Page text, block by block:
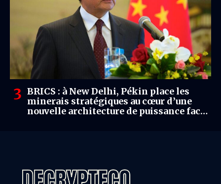
BRICS : à New Delhi, Pékin place les
minerais stratégiques au cœur d’une
nouvelle architecture de puissance face